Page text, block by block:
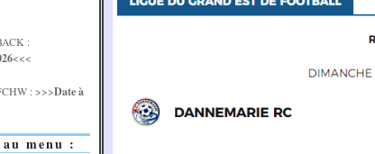
:
<<<
: >>>Date à
menu :